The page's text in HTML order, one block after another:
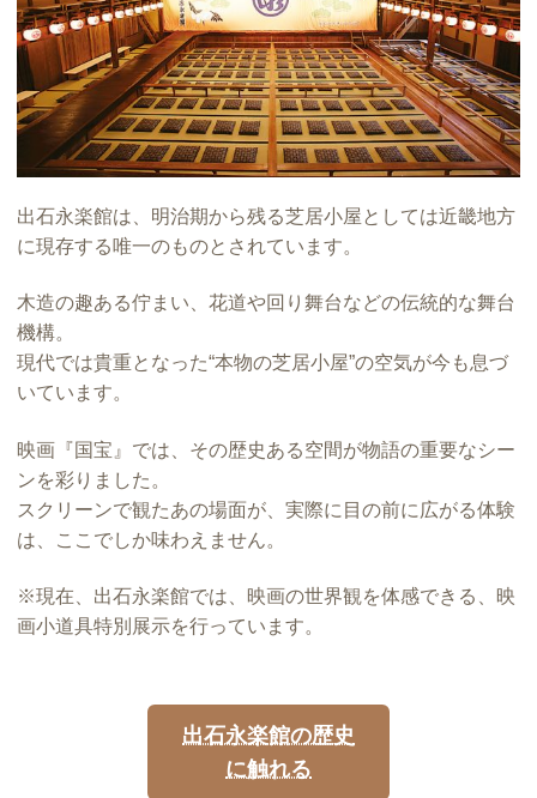
出石永楽館は、明治期から残る芝居小屋としては近畿地方
に現存する唯一のものとされています。
木造の趣ある佇まい、花道や回り舞台などの伝統的な舞台
機構。
現代では貴重となった“本物の芝居小屋”の空気が今も息づ
いています。
映画『国宝』では、その歴史ある空間が物語の重要なシー
ンを彩りました。
スクリーンで観たあの場面が、実際に目の前に広がる体験
は、ここでしか味わえません。
※現在、出石永楽館では、映画の世界観を体感できる、映
画小道具特別展示を行っています。
出石永楽館の歴史
に触れる